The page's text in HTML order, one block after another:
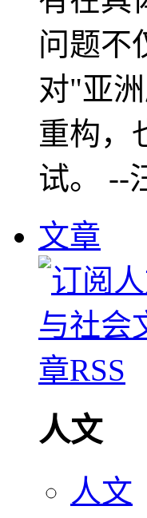
问题不
对"亚
重构，
试。 --
文章
人文
人文